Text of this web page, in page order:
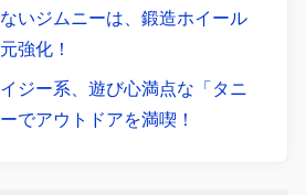
いジムニーは、鍛造ホイール
強化！
ジー系、遊び心満点な「タニ
でアウトドアを満喫！